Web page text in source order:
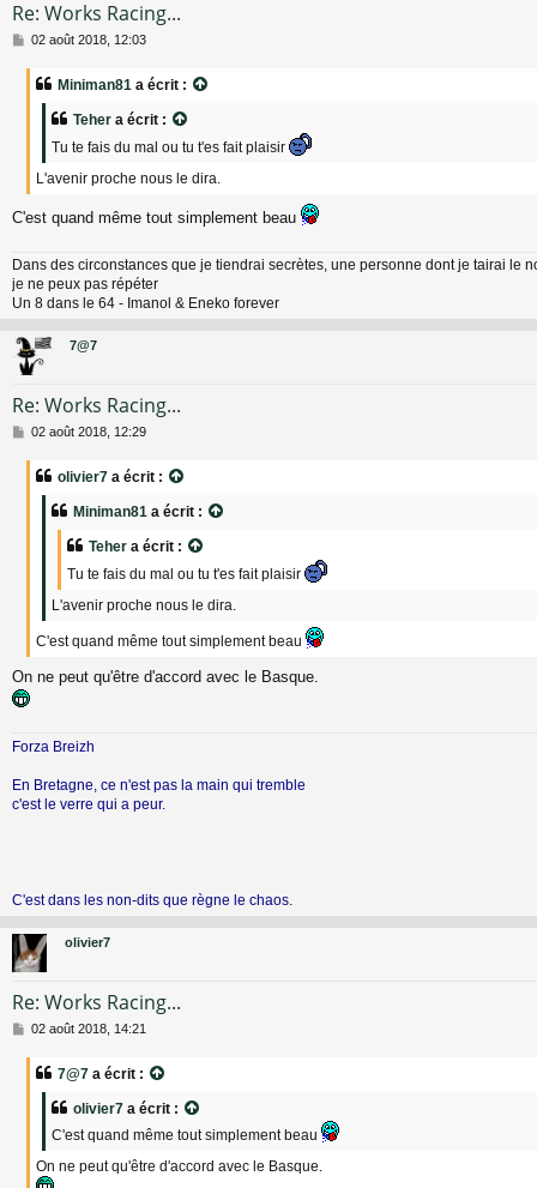
Re: Works Racing...
M
02 août 2018, 12:03
Miniman81 a écrit :
Teher a écrit :
Tu te fais du mal ou tu t'es fait plaisir
L'avenir proche nous le dira.
C'est quand même tout simplement beau
Dans des circonstances que je tiendrai secrètes, une personne dont je tairai le
je ne peux pas répéter
Un 8 dans le 64 - Imanol & Eneko forever
7@7
Re: Works Racing...
M
02 août 2018, 12:29
olivier7 a écrit :
Miniman81 a écrit :
Teher a écrit :
Tu te fais du mal ou tu t'es fait plaisir
L'avenir proche nous le dira.
C'est quand même tout simplement beau
On ne peut qu'être d'accord avec le Basque.
Forza Breizh
En Bretagne, ce n'est pas la main qui tremble
c'est le verre qui a peur.
C'est dans les non-dits que règne le chaos.
olivier7
Re: Works Racing...
M
02 août 2018, 14:21
7@7 a écrit :
olivier7 a écrit :
C'est quand même tout simplement beau
On ne peut qu'être d'accord avec le Basque.